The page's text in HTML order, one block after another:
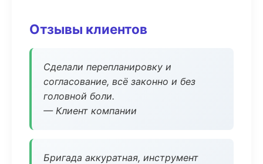
Отзывы клиентов
Сделали перепланировку и
согласование, всё законно и без
головной боли.
— Клиент компании
Бригада аккуратная, инструмент